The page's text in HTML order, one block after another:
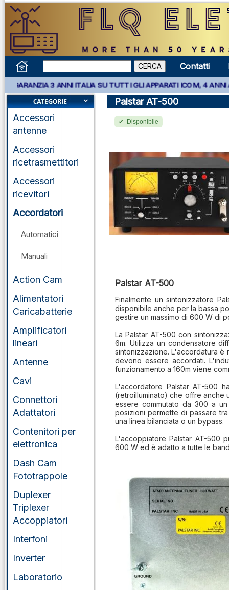
Contatti
3 ANNI ITALIA SU TUTTI GLI APPARATI ICOM, 4 ANNI APPARATI
Accessori
antenne
Accessori
ricetrasmettitori
Accessori
ricevitori
Accordatori
Automatici
Manuali
Action Cam
Alimentatori
Caricabatterie
Amplificatori
lineari
Antenne
Cavi
Connettori
Adattatori
Contenitori per
elettronica
Dash Cam
Fototrappole
Duplexer
Triplexer
Accoppiatori
Interfoni
Inverter
Laboratorio
Palstar AT-500
Disponibile
Palstar AT-500
Finalmente un sintonizzatore
disponibile anche per la bassa
gestire un massimo di 600 W di
La Palstar AT-500 con
6m. Utilizza un condensatore
sintonizzazione. L'accordatura è
devono essere accordati.
funzionamento a 160m viene
L'accordatore Palstar AT-500
(retroilluminato) che offre anche
essere commutato da 300 a
posizioni permette di passare
una linea bilanciata o un bypass.
L'accoppiatore Palstar AT-500
600 W ed è adatto a tutte le